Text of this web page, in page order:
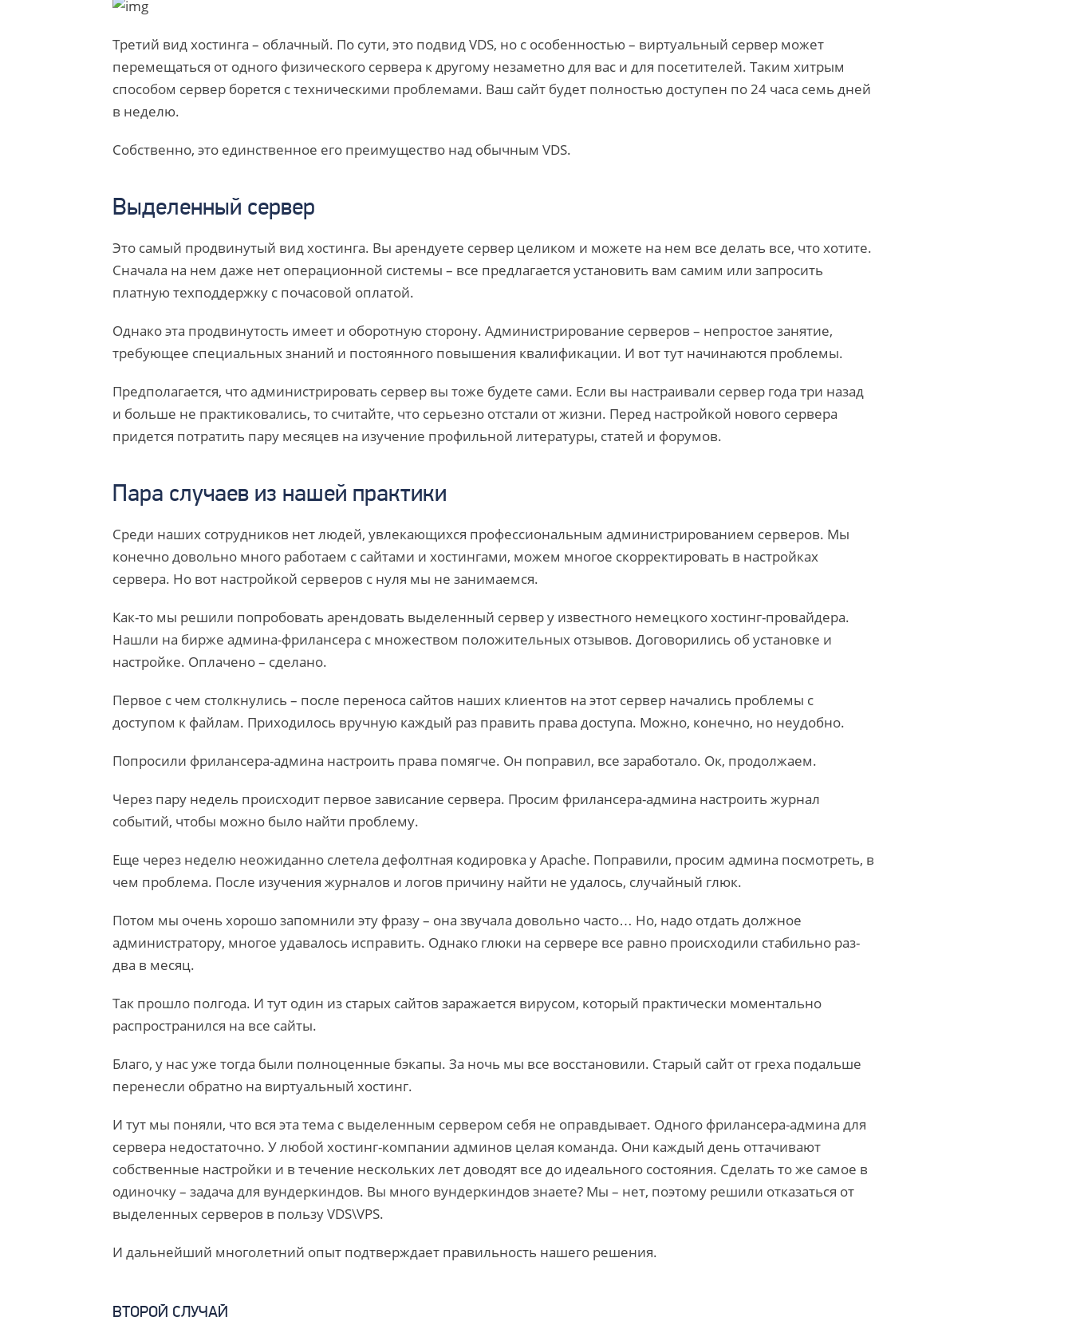
Третий вид хостинга – облачный. По сути, это подвид VDS, но с особенностью – виртуальный сервер может
перемещаться от одного физического сервера к другому незаметно для вас и для посетителей. Таким хитрым
способом сервер борется с техническими проблемами. Ваш сайт будет полностью доступен по 24 часа семь дней
в неделю.
Собственно, это единственное его преимущество над обычным VDS.
Выделенный сервер
Это самый продвинутый вид хостинга. Вы арендуете сервер целиком и можете на нем все делать все, что хотите.
Сначала на нем даже нет операционной системы – все предлагается установить вам самим или запросить
платную техподдержку с почасовой оплатой.
Однако эта продвинутость имеет и оборотную сторону. Администрирование серверов – непростое занятие,
требующее специальных знаний и постоянного повышения квалификации. И вот тут начинаются проблемы.
Предполагается, что администрировать сервер вы тоже будете сами. Если вы настраивали сервер года три назад
и больше не практиковались, то считайте, что серьезно отстали от жизни. Перед настройкой нового сервера
придется потратить пару месяцев на изучение профильной литературы, статей и форумов.
Пара случаев из нашей практики
Среди наших сотрудников нет людей, увлекающихся профессиональным администрированием серверов. Мы
конечно довольно много работаем с сайтами и хостингами, можем многое скорректировать в настройках
сервера. Но вот настройкой серверов с нуля мы не занимаемся.
Как-то мы решили попробовать арендовать выделенный сервер у известного немецкого хостинг-провайдера.
Нашли на бирже админа-фрилансера с множеством положительных отзывов. Договорились об установке и
настройке. Оплачено – сделано.
Первое с чем столкнулись – после переноса сайтов наших клиентов на этот сервер начались проблемы с
доступом к файлам. Приходилось вручную каждый раз править права доступа. Можно, конечно, но неудобно.
Попросили фрилансера-админа настроить права помягче. Он поправил, все заработало. Ок, продолжаем.
Через пару недель происходит первое зависание сервера. Просим фрилансера-админа настроить журнал
событий, чтобы можно было найти проблему.
Еще через неделю неожиданно слетела дефолтная кодировка у Apache. Поправили, просим админа посмотреть, в
чем проблема. После изучения журналов и логов причину найти не удалось, случайный глюк.
Потом мы очень хорошо запомнили эту фразу – она звучала довольно часто… Но, надо отдать должное
администратору, многое удавалось исправить. Однако глюки на сервере все равно происходили стабильно раз-
два в месяц.
Так прошло полгода. И тут один из старых сайтов заражается вирусом, который практически моментально
распространился на все сайты.
Благо, у нас уже тогда были полноценные бэкапы. За ночь мы все восстановили. Старый сайт от греха подальше
перенесли обратно на виртуальный хостинг.
И тут мы поняли, что вся эта тема с выделенным сервером себя не оправдывает. Одного фрилансера-админа для
сервера недостаточно. У любой хостинг-компании админов целая команда. Они каждый день оттачивают
собственные настройки и в течение нескольких лет доводят все до идеального состояния. Сделать то же самое в
одиночку – задача для вундеркиндов. Вы много вундеркиндов знаете? Мы – нет, поэтому решили отказаться от
выделенных серверов в пользу VDS\VPS.
И дальнейший многолетний опыт подтверждает правильность нашего решения.
ВТОРОЙ СЛУЧАЙ